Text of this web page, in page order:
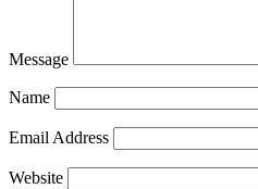
Message
Name
Email Address
Website